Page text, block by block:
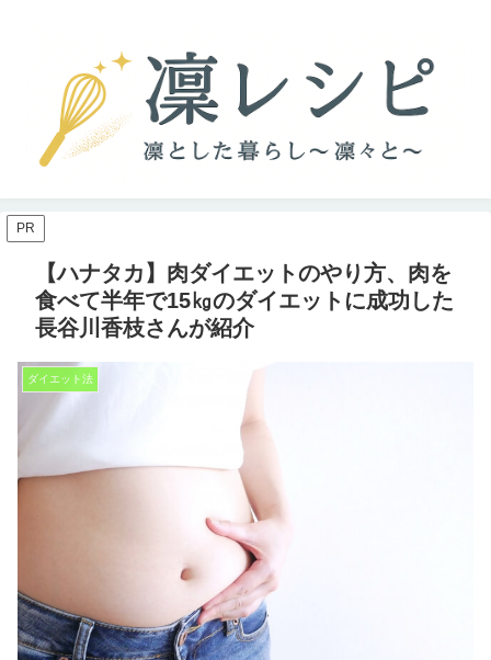
PR
【ハナタカ】肉ダイエットのやり方、肉を
食べて半年で15㎏のダイエットに成功した
長谷川香枝さんが紹介
ダイエット法